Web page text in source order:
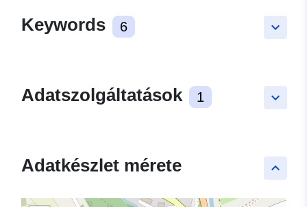
keyboard_arrow_down
Keywords 6
keyboard_arrow_down
Adatszolgáltatások 1
keyboard_arrow_up
Adatkészlet mérete